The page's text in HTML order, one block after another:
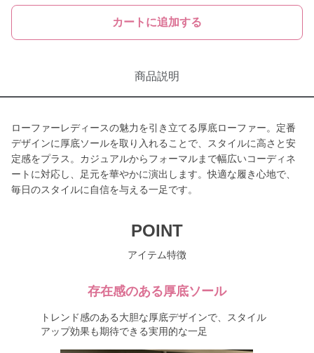
カートに追加する
商品説明
ローファーレディースの魅力を引き立てる厚底ローファー。定番
デザインに厚底ソールを取り入れることで、スタイルに高さと安
定感をプラス。カジュアルからフォーマルまで幅広いコーディネ
ートに対応し、足元を華やかに演出します。快適な履き心地で、
毎日のスタイルに自信を与える一足です。
POINT
アイテム特徴
存在感のある厚底ソール
トレンド感のある大胆な厚底デザインで、スタイル
アップ効果も期待できる実用的な一足